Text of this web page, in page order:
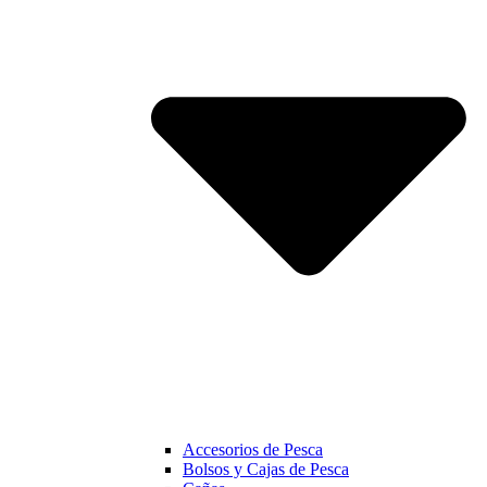
Accesorios de Pesca
Bolsos y Cajas de Pesca